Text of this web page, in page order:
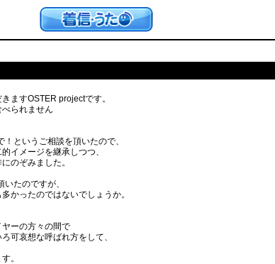
ますOSTER projectです。
られません
というご相談を頂いたので、
イメージを継承しつつ、
のぞみました。
たのですが、
かったのではないでしょうか。
ーの方々の間で
可哀想な呼ばれ方をして、
。